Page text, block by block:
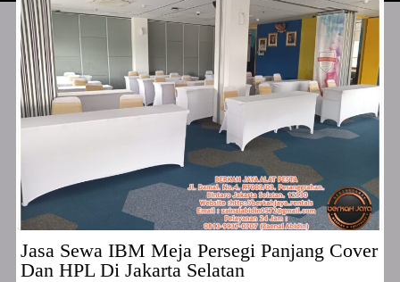
Jasa Sewa IBM Meja Persegi Panjang Cover
Dan HPL Di Jakarta Selatan